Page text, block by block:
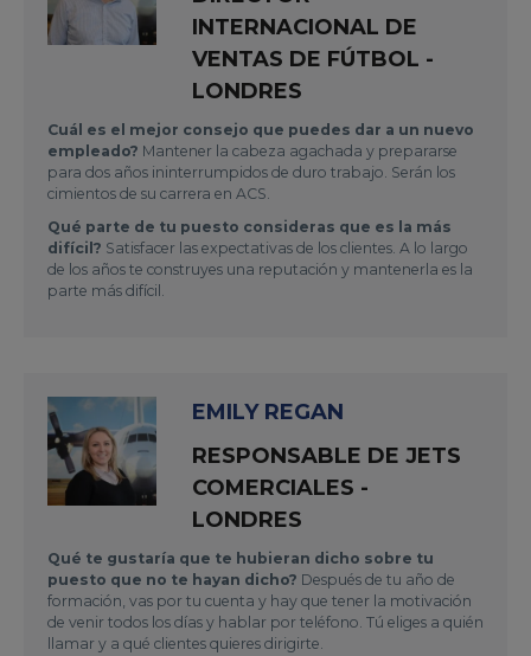
INTERNACIONAL DE
VENTAS DE FÚTBOL -
LONDRES
Cuál es el mejor consejo que puedes dar a un nuevo
empleado? Mantener la cabeza agachada y prepararse
para dos años ininterrumpidos de duro trabajo. Serán los
cimientos de su carrera en ACS.
Qué parte de tu puesto consideras que es la más
difícil? Satisfacer las expectativas de los clientes. A lo largo
de los años te construyes una reputación y mantenerla es la
parte más difícil.
EMILY REGAN
RESPONSABLE DE JETS
COMERCIALES -
LONDRES
Qué te gustaría que te hubieran dicho sobre tu
puesto que no te hayan dicho? Después de tu año de
formación, vas por tu cuenta y hay que tener la motivación
de venir todos los días y hablar por teléfono. Tú eliges a quién
llamar y a qué clientes quieres dirigirte.